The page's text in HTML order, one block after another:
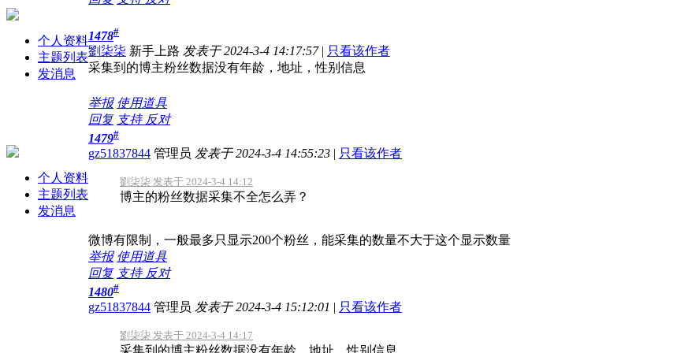
个人资料
主题列表
发消息
1478#
劉柒柒 新手上路 发表于 2024-3-4 14:17:57 | 只看该作者
采集到的博主粉丝数据没有年龄，地址，性别信息
举报 使用道具
回复 支持 反对
个人资料
主题列表
发消息
1479#
gz51837844 管理员 发表于 2024-3-4 14:55:23 | 只看该作者
劉柒柒 发表于 2024-3-4 14:12
博主的粉丝数据采集不全怎么弄？
微博有限制，一般最多只显示200个粉丝，能采集的数量不大于这个显示数量
举报 使用道具
回复 支持 反对
1480#
gz51837844 管理员 发表于 2024-3-4 15:12:01 | 只看该作者
劉柒柒 发表于 2024-3-4 14:17
采集到的博主粉丝数据没有年龄，地址，性别信息